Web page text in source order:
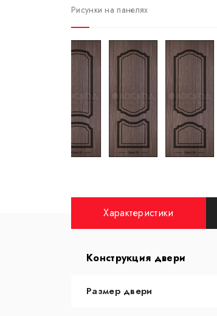
Рисунки на панелях
Характеристики
Конструкция двери
Размер двери